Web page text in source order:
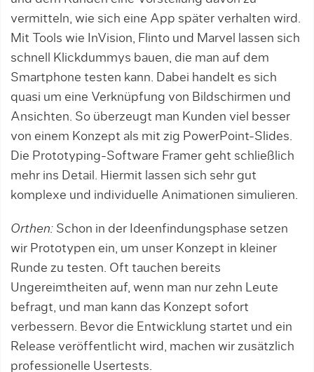
vermitteln, wie sich eine App später verhalten wird.
Mit Tools wie InVision, Flinto und Marvel lassen sich
schnell Klickdummys bauen, die man auf dem
Smartphone testen kann. Dabei handelt es sich
quasi um eine Verknüpfung von Bildschirmen und
Ansichten. So überzeugt man Kunden viel besser
von einem Konzept als mit zig PowerPoint-Slides.
Die Pro­totyping-Software Framer geht schließlich
mehr ins Detail. Hiermit lassen sich sehr gut
komplexe und individuelle Animatio­nen simulieren.
Orthen: Schon in der Ideenfindungsphase setzen
wir Prototypen ein, um unser Konzept in kleiner
Runde zu testen. Oft tauchen bereits
Ungereimtheiten auf, wenn man nur zehn Leute
befragt, und man kann das Konzept sofort
verbessern. Bevor die Entwicklung startet und ein
Release veröffentlicht wird, machen wir zusätzlich
professionelle Usertests.